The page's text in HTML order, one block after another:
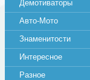
Демотиваторы
Авто-Мото
Знаменитости
Интересное
Разное